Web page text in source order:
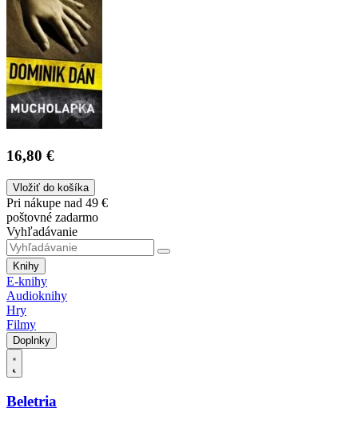
16,80 €
Vložiť do košíka
Pri nákupe nad 49 €
poštovné zadarmo
Vyhľadávanie
Knihy
E-knihy
Audioknihy
Hry
Filmy
Doplnky
Beletria